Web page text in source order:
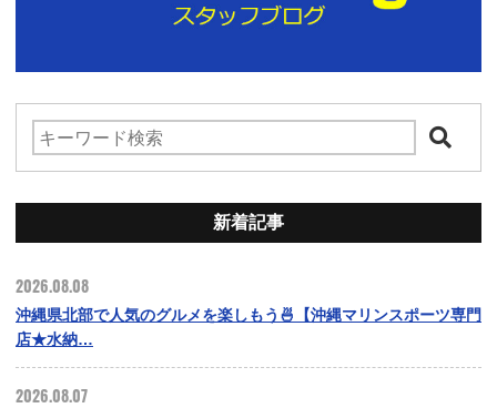
新着記事
2026.08.08
沖縄県北部で人気のグルメを楽しもう🍜【沖縄マリンスポーツ専門
店★水納…
2026.08.07